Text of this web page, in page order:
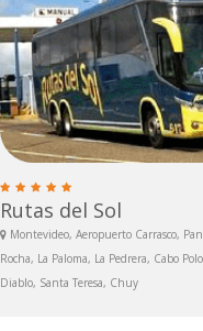
Rutas del Sol
Montevideo, Aeropuerto Carrasco,
Rocha, La Paloma, La Pedrera, Cabo
Diablo, Santa Teresa, Chuy